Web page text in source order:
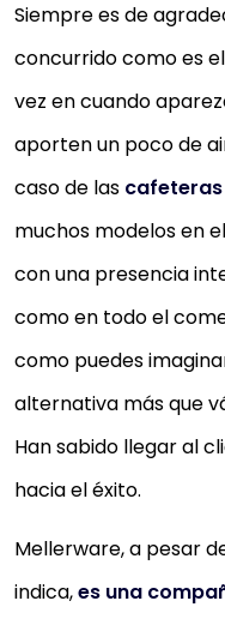
Siempre es de
concurrido como es
vez en cuando
aporten un poco de
caso de las
muchos modelos en
con una presencia
como en todo el
como puedes
alternativa más que
Han sabido llegar al
hacia el éxito.
Mellerware, a pesar
indica,es una